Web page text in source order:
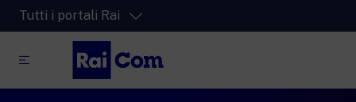
Tutti i portali Rai